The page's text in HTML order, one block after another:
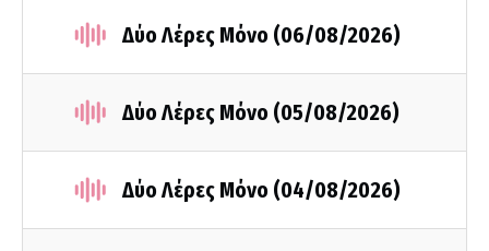
Δύο Λέρες Μόνο (06/08/2026)
Δύο Λέρες Μόνο (05/08/2026)
Δύο Λέρες Μόνο (04/08/2026)